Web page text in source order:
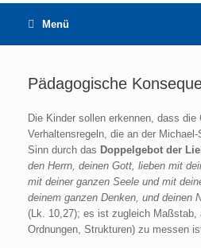
Menü
Pädagogische
Die Kinder sollen erkennen, dass die
Verhaltensregeln, die an der
Sinn durch das Doppelgebot der
den Herrn, deinen Gott, lieben mit
mit deiner ganzen Seele und mit
deinem ganzen Denken, und deinen
(Lk. 10,27); es ist zugleich Maßstab,
Ordnungen, Strukturen) zu messen